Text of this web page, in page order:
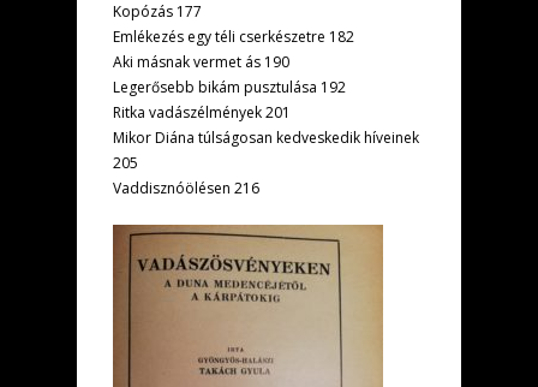
Kopózás 177
Emlékezés egy téli cserkészetre 182
Aki másnak vermet ás 190
Legerősebb bikám pusztulása 192
Ritka vadászélmények 201
Mikor Diána túlságosan kedveskedik híveinek
205
Vaddisznóölésen 216